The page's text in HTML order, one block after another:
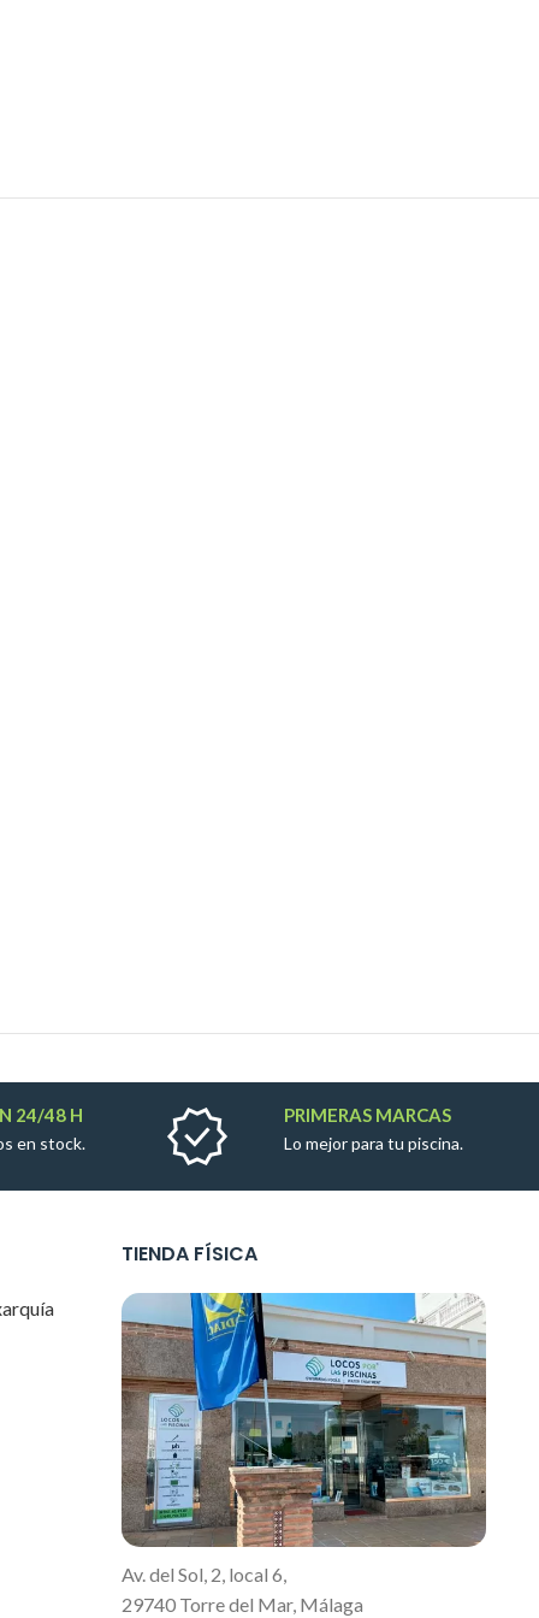
24/48 H
en stock.
PRIMERAS MARCAS
Lo mejor para tu piscina.
TIENDA FÍSICA
Av. del Sol, 2, local 6,
29740 Torre del Mar, Málaga